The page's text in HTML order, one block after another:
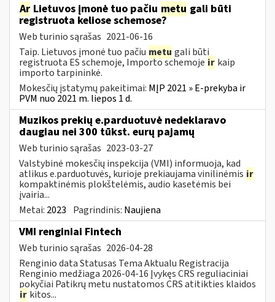
Ar Lietuvos įmonė tuo pačiu metu gali būti
registruota keliose schemose?
Web turinio sąrašas 2021-06-16
Taip. Lietuvos įmonė tuo pačiu metu gali būti
registruota ES schemoje, Importo schemoje ir kaip
importo tarpininkė.
Mokesčių įstatymų pakeitimai: MĮP 2021 » E-prekyba ir
PVM nuo 2021 m. liepos 1 d.
Muzikos prekių e.parduotuvė nedeklaravo
daugiau nei 300 tūkst. eurų pajamų
Web turinio sąrašas 2023-03-27
Valstybinė mokesčių inspekcija (VMI) informuoja, kad
atlikus e.parduotuvės, kurioje prekiaujama vinilinėmis ir
kompaktinėmis plokštelėmis, audio kasetėmis bei
įvairia...
Metai: 2023 Pagrindinis: Naujiena
VMI renginiai Fintech
Web turinio sąrašas 2026-04-28
Renginio data Statusas Tema Aktualu Registracija
Renginio medžiaga 2026-04-16 Įvykęs CRS reguliaciniai
pokyčiai Patikrų metu nustatomos CRS atitikties klaidos
ir kitos...